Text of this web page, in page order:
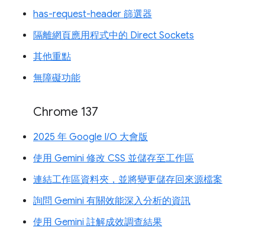
has-request-header 篩選器
隔離網頁應用程式中的 Direct Sockets
其他重點
無障礙功能
Chrome 137
2025 年 Google I/O 大會版
使用 Gemini 修改 CSS 並儲存至工作區
連結工作區資料夾，並將變更儲存回來源檔案
詢問 Gemini 有關效能深入分析的資訊
使用 Gemini 註解成效調查結果